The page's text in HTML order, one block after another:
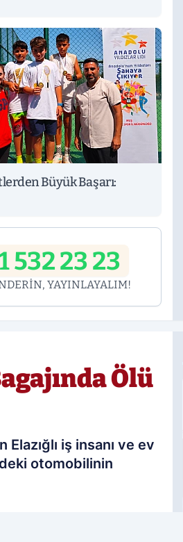
Büyük Başarı:
532 23 23
YAYINLAYALIM!
Ölü
iş insanı ve ev
otomobilinin